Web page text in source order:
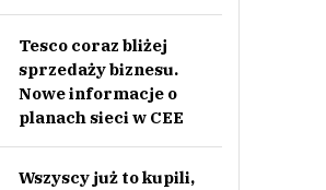
Tesco coraz bliżej
sprzedaży biznesu.
Nowe informacje o
planach sieci w CEE
Wszyscy już to kupili,